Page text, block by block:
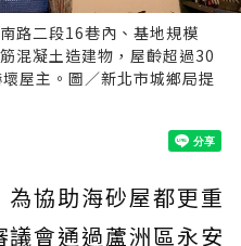
路二段16巷內、基地規模
混凝土造建物，屋齡超過30
屋主。圖／新北市城鄉局提
協助海砂屋都更重
會通過蘆洲區永安